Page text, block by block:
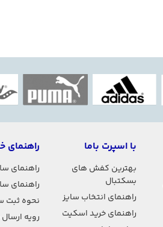
با اسپرت باما
بهترین کفش های
بسکتبال
راهنمای انتخاب سایز
راهنمای خرید اسکیت
راهنمای
راهنمای
راهنمای
نحوه ثبت
رویه